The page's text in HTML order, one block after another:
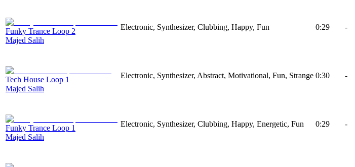
Funky Trance Loop 2
Majed Salih
Electronic, Synthesizer, Clubbing, Happy, Fun 0:29 -
Tech House Loop 1
Majed Salih
Electronic, Synthesizer, Abstract, Motivational, Fun, Strange 0:30 -
Funky Trance Loop 1
Majed Salih
Electronic, Synthesizer, Clubbing, Happy, Energetic, Fun 0:29 -